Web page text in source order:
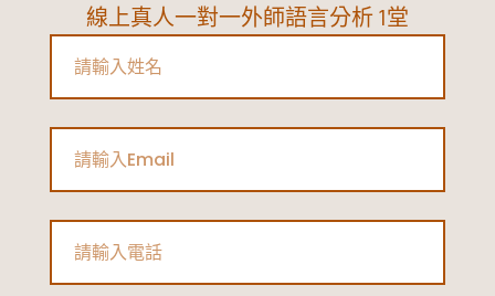
線上真人一對一外師語言分析 1堂